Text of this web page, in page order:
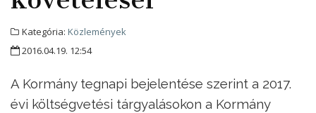
Kategória: Közlemények
2016.04.19. 12:54
A Kormány tegnapi bejelentése szerint a 2017.
évi költségvetési tárgyalásokon a Kormány